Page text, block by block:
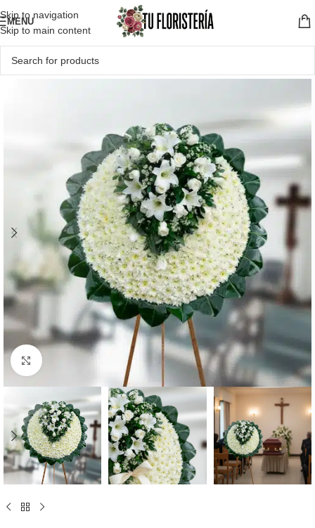
Skip to navigation
Skip to main content
MENU
Click to enlarge